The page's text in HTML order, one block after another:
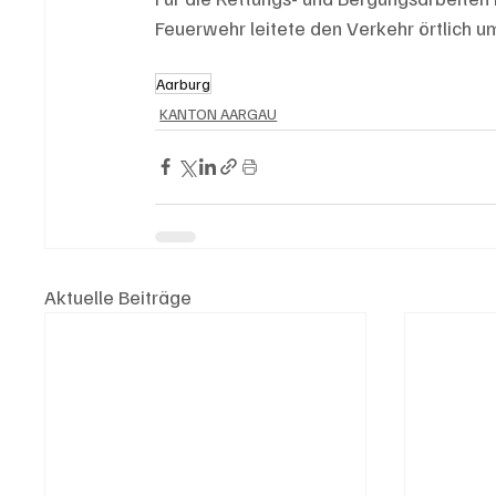
Feuerwehr leitete den Verkehr örtlich
Aarburg
KANTON AARGAU
Aktuelle Beiträge